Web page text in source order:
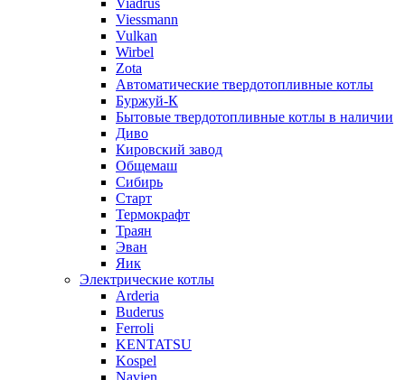
Viadrus
Viessmann
Vulkan
Wirbel
Zota
Автоматические твердотопливные котлы
Буржуй-К
Бытовые твердотопливные котлы в наличии
Диво
Кировский завод
Общемаш
Сибирь
Старт
Термокрафт
Траян
Эван
Яик
Электрические котлы
Arderia
Buderus
Ferroli
KENTATSU
Kospel
Navien